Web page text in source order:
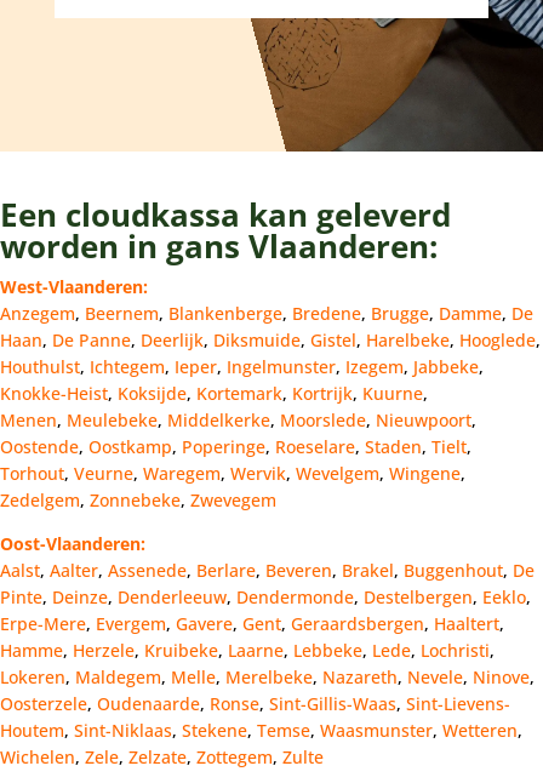
Een cloudkassa kan geleverd
worden in gans Vlaanderen:
West-Vlaanderen:
Anzegem, Beernem, Blankenberge, Bredene, Brugge, Damme, De
Haan, De Panne, Deerlijk, Diksmuide, Gistel, Harelbeke, Hooglede,
Houthulst, Ichtegem, Ieper, Ingelmunster, Izegem, Jabbeke,
Knokke-Heist, Koksijde, Kortemark, Kortrijk, Kuurne,
Menen, Meulebeke, Middelkerke, Moorslede, Nieuwpoort,
Oostende, Oostkamp, Poperinge, Roeselare, Staden, Tielt,
Torhout, Veurne, Waregem, Wervik, Wevelgem, Wingene,
Zedelgem, Zonnebeke, Zwevegem
Oost-Vlaanderen:
Aalst, Aalter, Assenede, Berlare, Beveren, Brakel, Buggenhout, De
Pinte, Deinze, Denderleeuw, Dendermonde, Destelbergen, Eeklo,
Erpe-Mere, Evergem, Gavere, Gent, Geraardsbergen, Haaltert,
Hamme, Herzele, Kruibeke, Laarne, Lebbeke, Lede, Lochristi,
Lokeren, Maldegem, Melle, Merelbeke, Nazareth, Nevele, Ninove,
Oosterzele, Oudenaarde, Ronse, Sint-Gillis-Waas, Sint-Lievens-
Houtem, Sint-Niklaas, Stekene, Temse, Waasmunster, Wetteren,
Wichelen, Zele, Zelzate, Zottegem, Zulte